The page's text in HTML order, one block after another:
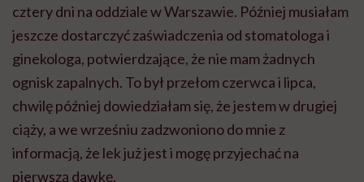
cztery dni na oddziale w Warszawie. Później musiałam
jeszcze dostarczyć zaświadczenia od stomatologa i
ginekologa, potwierdzające, że nie mam żadnych
ognisk zapalnych. To był przełom czerwca i lipca,
chwilę później dowiedziałam się, że jestem w drugiej
ciąży, a we wrześniu zadzwoniono do mnie z
informacją, że lek już jest i mogę przyjechać na
pierwszą dawkę.